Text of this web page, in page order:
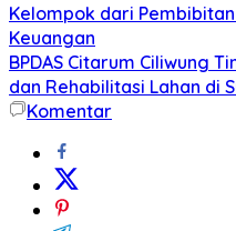
Kelompok dari
Keuangan
BPDAS Citarum Ciliwung
dan Rehabilitasi Lahan di
Komentar